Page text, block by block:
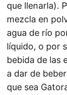
que llenarla).
mezcla en
agua de río
líquido, o por
bebida de las
a dar de
que sea